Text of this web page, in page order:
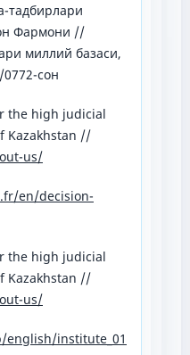
тадбирлари
Фармони //
миллий базаси,
сон
the high judicial
Kazakhstan //
us/
en/decision-
the high judicial
Kazakhstan //
us/
institute_01